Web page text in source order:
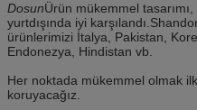
DosunÜrün mükemmel
yurtdışında iyi
ürünlerimizi İtalya, Pakistan,
Endonezya, Hindistan vb.
Her noktada mükemmel olmak
koruyacağız.